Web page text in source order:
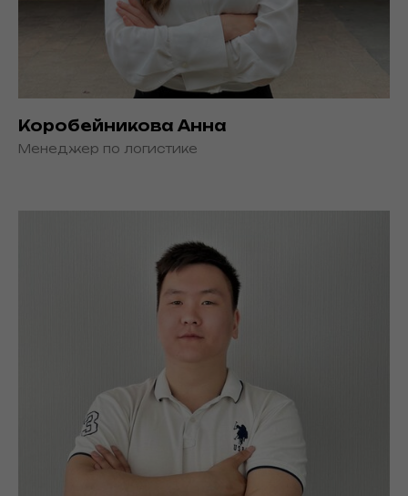
Коробейникова Анна
Менеджер по логистике